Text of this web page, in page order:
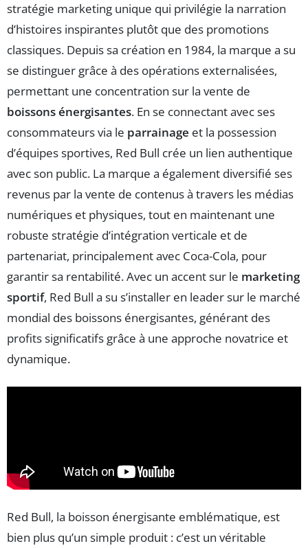
stratégie marketing unique qui privilégie la narration
d’histoires inspirantes plutôt que des promotions
classiques. Depuis sa création en 1984, la marque a su
se distinguer grâce à des opérations externalisées,
permettant une concentration sur la vente de
boissons énergisantes. En se connectant avec ses
consommateurs via le parrainage et la possession
d’équipes sportives, Red Bull crée un lien authentique
avec son public. La marque a également diversifié ses
revenus par la vente de contenus à travers les médias
numériques et physiques, tout en maintenant une
robuste stratégie d’intégration verticale et de
partenariat, principalement avec Coca-Cola, pour
garantir sa rentabilité. Avec un accent sur le marketing
sportif, Red Bull a su s’installer en leader sur le marché
mondial des boissons énergisantes, générant des
profits significatifs grâce à une approche novatrice et
dynamique.
Red Bull, la boisson énergisante emblématique, est
bien plus qu’un simple produit : c’est un véritable